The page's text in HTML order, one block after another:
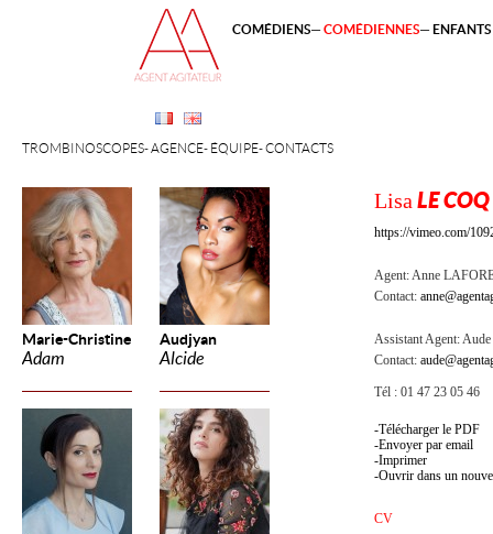
Marie-Christine
Adam
Audjyan
Alcide
TROMBINOSCOPES AGENCE ÉQUIPE CONTACTS
COMÉDIENS COMÉDIENNES
Lisa LE COQ
https://vimeo.com/
Agent:Anne
Contact:
Assistant Agent:Aude
Contact:
Tél : 01 47 23 05 46
Télécharger le PDF
Envoyer par email
Imprimer
Ouvrir dans un
CV